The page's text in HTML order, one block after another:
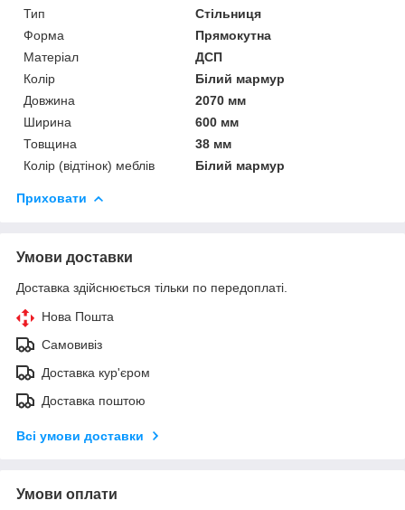
Тип
Стільниця
Форма
Прямокутна
Матеріал
ДСП
Колір
Білий мармур
Довжина
2070 мм
Ширина
600 мм
Товщина
38 мм
Колір (відтінок) меблів
Білий мармур
Приховати
Умови доставки
Доставка здійснюється тільки по передоплаті.
Нова Пошта
Самовивіз
Доставка кур'єром
Доставка поштою
Всі умови доставки
Умови оплати